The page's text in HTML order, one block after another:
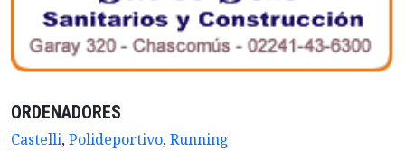
ORDENADORES
Castelli,Polideportivo,Running